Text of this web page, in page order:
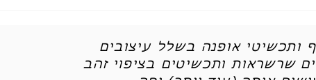
ותכשיטי אופנה בשלל עיצובים
שרשראות ותכשיטים בציפוי זהב